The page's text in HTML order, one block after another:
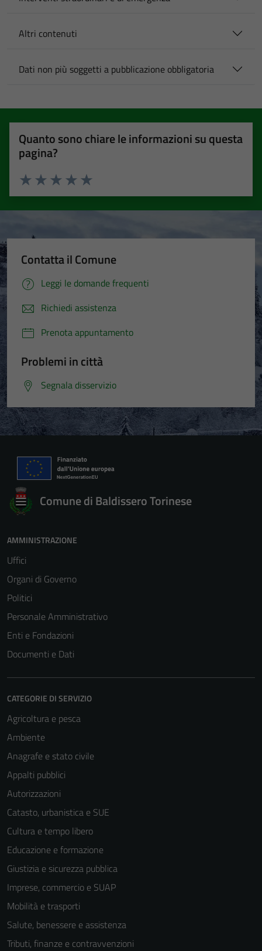
Altri contenuti
Dati non più soggetti a pubblicazione obbligatoria
Quanto sono chiare le informazioni su questa
pagina?
Valuta 5 stelle su 5
Valuta 4 stelle su 5
Valuta 3 stelle su 5
Valuta 2 stelle su 5
Valuta 1 stelle su 5
Contatta il Comune
Leggi le domande frequenti
Richiedi assistenza
Prenota appuntamento
Problemi in città
Segnala disservizio
Comune di Baldissero Torinese
AMMINISTRAZIONE
Uffici
Organi di Governo
Politici
Personale Amministrativo
Enti e Fondazioni
Documenti e Dati
CATEGORIE DI SERVIZIO
Agricoltura e pesca
Ambiente
Anagrafe e stato civile
Appalti pubblici
Autorizzazioni
Catasto, urbanistica e SUE
Cultura e tempo libero
Educazione e formazione
Giustizia e sicurezza pubblica
Imprese, commercio e SUAP
Mobilità e trasporti
Salute, benessere e assistenza
Tributi, finanze e contravvenzioni